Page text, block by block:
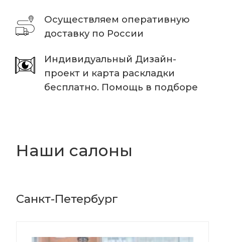
Осуществляем оперативную
доставку по России
Индивидуальный Дизайн-
проект и карта раскладки
бесплатно. Помощь в подборе
Наши салоны
Санкт-Петербург